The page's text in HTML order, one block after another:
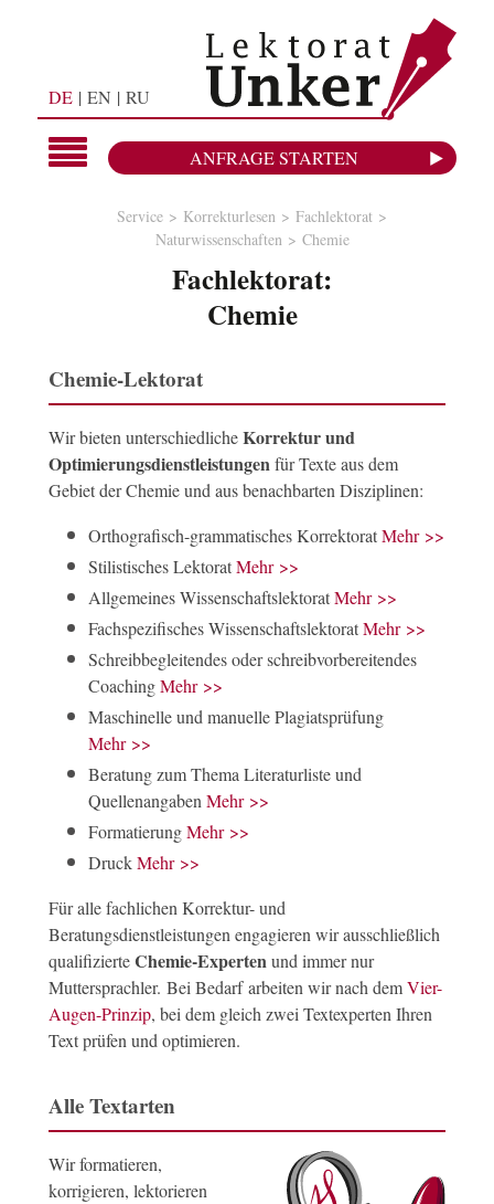
DE EN RU
ANFRAGE STARTEN
Service Korrekturlesen
Fachlektorat
Naturwissenschaften
Chemie
Fachlektorat:
Chemie
Chemie-Lektorat
Wir bieten unterschiedlicheKorrektur und
Optimierungsdienstleistungenfür Texte aus dem
Gebiet der Chemie und aus benachbarten Disziplinen:
Orthografisch-grammatisches KorrektoratMehr >>
Stilistisches LektoratMehr >>
Allgemeines WissenschaftslektoratMehr >>
Fachspezifisches WissenschaftslektoratMehr >>
Schreibbegleitendes oder schreibvorbereitendes
CoachingMehr >>
Maschinelle und manuelle Plagiatsprüfung
Mehr >>
Beratung zum Thema Literaturliste und
Quellenangaben Mehr >>
FormatierungMehr >>
DruckMehr >>
Für alle fachlichen Korrektur- und
Beratungsdienstleistungen engagieren wir ausschließlich
qualifizierteChemie-Experten und immer nur
Muttersprachler. Bei Bedarf arbeiten wir nach demVier-
Augen-Prinzip, bei dem gleich zwei Textexperten Ihren
Text prüfen und optimieren.
Alle Textarten
Wir formatieren,
korrigieren, lektorieren